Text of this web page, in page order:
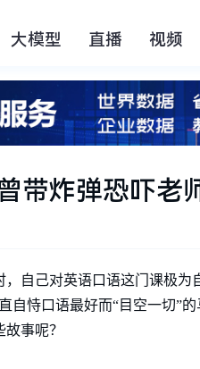
大模型 直播 视频
带炸弹恐吓老
自己对英语口语这门课极
自恃口语最好而“目空一切”
事呢？